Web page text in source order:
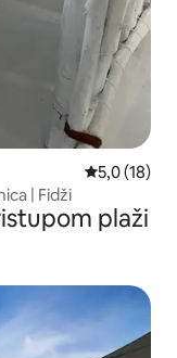
Prosečna
5,0 (18)
| Fidži
plaži